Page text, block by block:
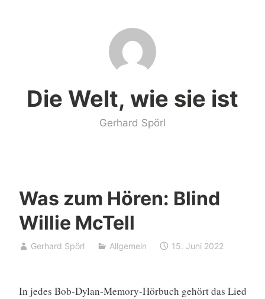
Die Welt, wie sie ist
Gerhard Spörl
Was zum Hören: Blind
Willie McTell
Gerhard Spörl Allgemein 15. Juni 2022
In jedes Bob-Dylan-Memory-Hörbuch gehört das Lied